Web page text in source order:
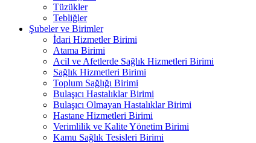
Tüzükler
Tebliğler
Şubeler ve Birimler
İdari Hizmetler Birimi
Atama Birimi
Acil ve Afetlerde Sağlık Hizmetleri Birimi
Sağlık Hizmetleri Birimi
Toplum Sağlığı Birimi
Bulaşıcı Hastalıklar Birimi
Bulaşıcı Olmayan Hastalıklar Birimi
Hastane Hizmetleri Birimi
Verimlilik ve Kalite Yönetim Birimi
Kamu Sağlık Tesisleri Birimi